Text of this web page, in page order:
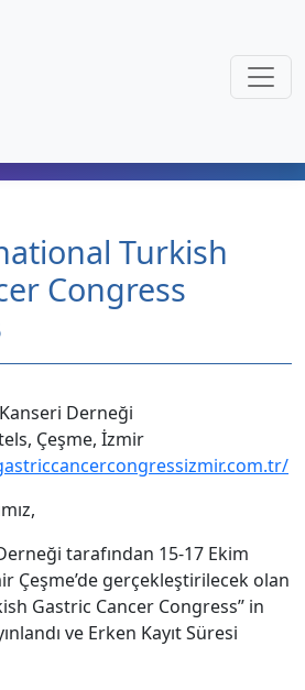
Turkish
Congress
Derneği
Çeşme, İzmir
tarafından 15-17 Ekim
Çeşme’de gerçekleştirilecek olan
Gastric Cancer Congress’’ in
ve Erken Kayıt Süresi